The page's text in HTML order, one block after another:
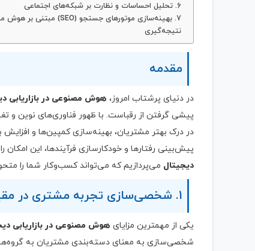
6. تحلیل احساسات و نظارت بر شبکه‌های اجتماعی
7. بهینه‌سازی موتورهای جستجو (SEO) مبتنی بر هوش مصنوعی
نتیجه‌گیری
مقدمه
در دنیای پرشتاب امروز، هوش مصنوعی در بازاریابی
پیشی گرفتن از رقباست. با ظهور فناوری‌های نوین و
پیش‌بینی رفتارها و خودکارسازی فرآیندها، این امکان را فراهم
دیجیتال می‌پردازیم که می‌تواند کسب‌وکار شما را
1. شخصی‌سازی تجربه مشتری در مقیاس وسیع
یکی از مهمترین مزایای هوش مصنوعی در بازاریابی
شخصی‌سازی به معنای دسته‌بندی مشتریان به